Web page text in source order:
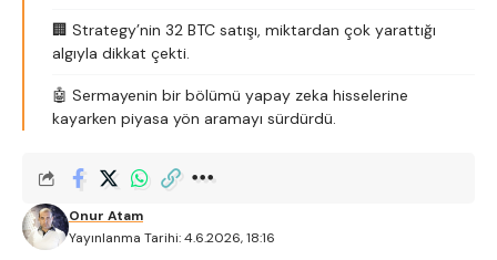
🏢 Strategy’nin 32 BTC satışı, miktardan çok yarattığı
algıyla dikkat çekti.
🤖 Sermayenin bir bölümü yapay zeka hisselerine
kayarken piyasa yön aramayı sürdürdü.
Yayınlanma Tarihi: 4.6.2026, 18:16
Onur Atam